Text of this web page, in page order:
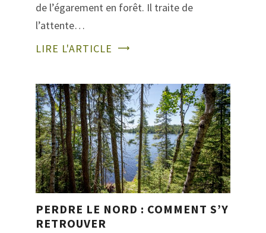
de l’égarement en forêt. Il traite de
l’attente…
LIRE L'ARTICLE
PERDRE LE NORD : COMMENT S’Y
RETROUVER